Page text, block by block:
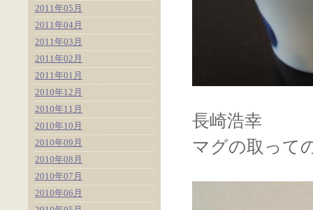
長崎浩幸
マグの取って
2011年05月
2011年04月
2011年03月
2011年02月
2011年01月
2010年12月
2010年11月
2010年10月
2010年09月
2010年08月
2010年07月
2010年06月